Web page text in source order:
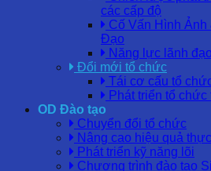
các cấp độ
Cố Vấn Hình Ảnh
Đạo
Năng lực lãnh
Đổi mới tổ chức
Tái cơ cấu tổ
Phát triển tổ
OD Đào tạo
Chuyển đổi tổ chức
Nâng cao hiệu quả
Phát triển kỹ năng lõi
Chương trình đào tạo